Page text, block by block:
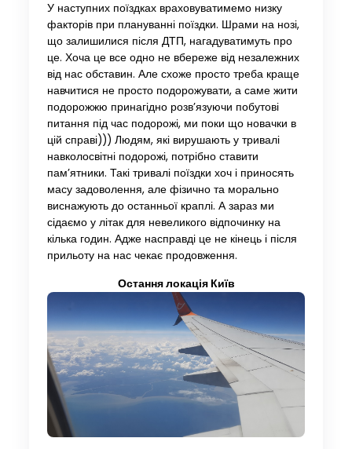
У наступних поїздках враховуватимемо низку
факторів при плануванні поїздки. Шрами на нозі,
що залишилися після ДТП, нагадуватимуть про
це. Хоча це все одно не вбереже від незалежних
від нас обставин. Але схоже просто треба краще
навчитися не просто подорожувати, а саме жити
подорожжю принагідно розв’язуючи побутові
питання під час подорожі, ми поки що новачки в
цій справі))) Людям, які вирушають у тривалі
навколосвітні подорожі, потрібно ставити
пам’ятники. Такі тривалі поїздки хоч і приносять
масу задоволення, але фізично та морально
виснажують до останньої краплі. А зараз ми
сідаємо у літак для невеликого відпочинку на
кілька годин. Адже насправді це не кінець і після
прильоту на нас чекає продовження.
Остання локація Київ